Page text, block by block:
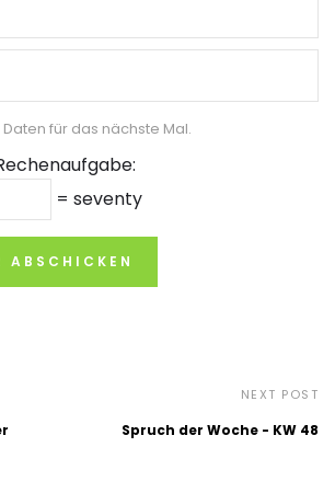
für das nächste Mal.
= seventy
NEXT POST
Spruch der Woche - KW 48